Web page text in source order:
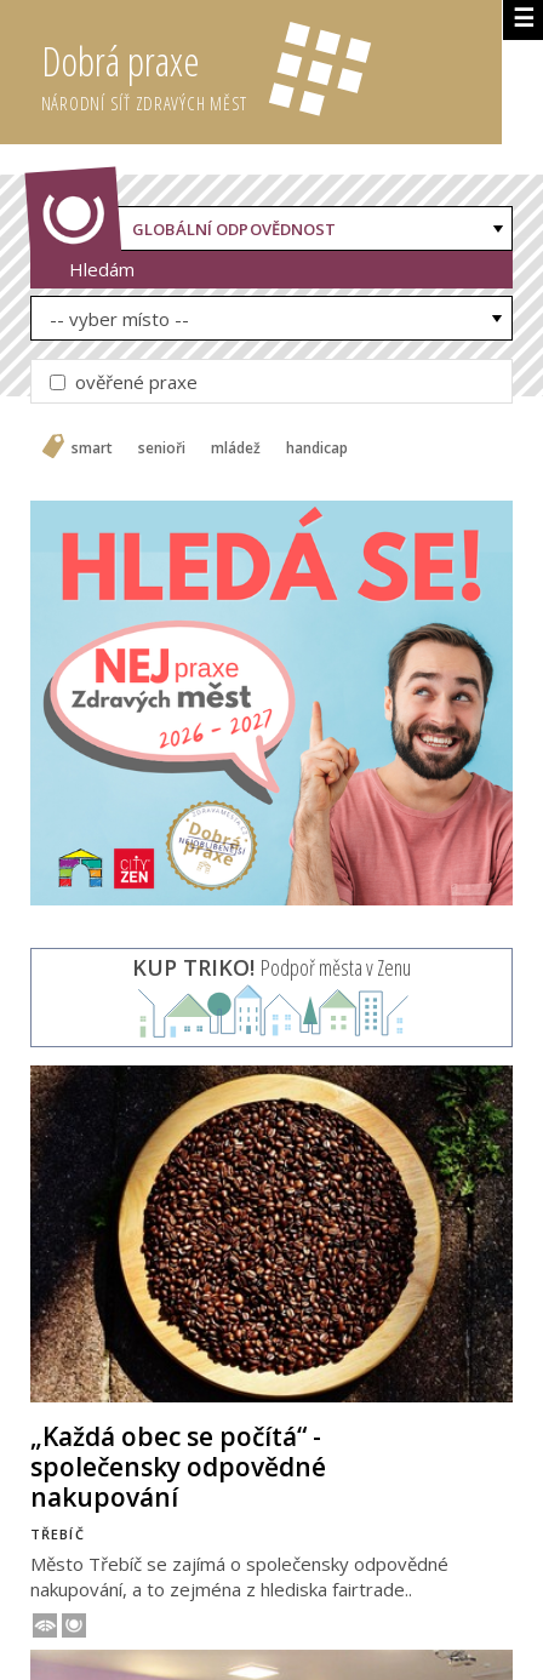
☰
Dobrá praxe
NÁRODNÍ SÍŤ ZDRAVÝCH MĚST
GLOBÁLNÍ ODPOVĚDNOST
Hledám
-- vyber místo --
ověřené praxe
smart senioři mládež handicap
KUP TRIKO! Podpoř města v Zenu
„Každá obec se počítá“ -
společensky odpovědné
nakupování
TŘEBÍČ
Město Třebíč se zajímá o společensky odpovědné
nakupování, a to zejména z hlediska fairtrade..